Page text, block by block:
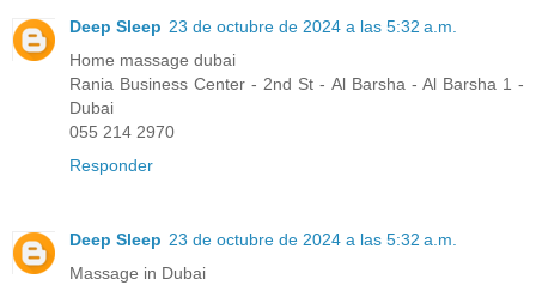
Deep Sleep 23 de octubre de 2024 a las 5:32 a.m.
Home massage dubai
Rania Business Center - 2nd St - Al Barsha - Al Barsha 1 -
Dubai
055 214 2970
Responder
Deep Sleep 23 de octubre de 2024 a las 5:32 a.m.
Massage in Dubai